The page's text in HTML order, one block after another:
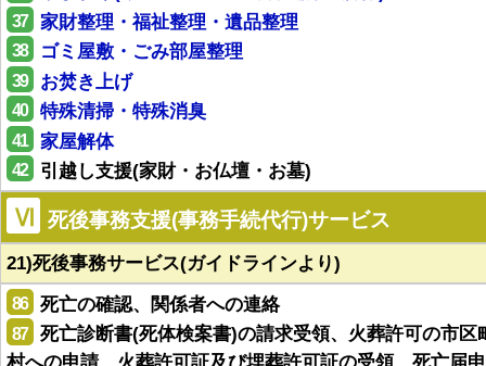
37 家財整理・福祉整理・遺品整理
38 ゴミ屋敷・ごみ部屋整理
39 お焚き上げ
40 特殊清掃・特殊消臭
41 家屋解体
42 引越し支援(家財・お仏壇・お墓)
Ⅵ 死後事務支援(事務手続代行)サービス
21)死後事務サービス(ガイドラインより)
86 死亡の確認、関係者への連絡
87
死亡診断書(死体検案書)の請求受領、火葬許可の市区